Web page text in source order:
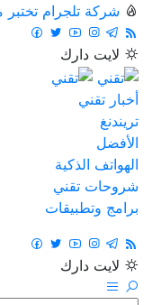
شركة تلجرام تختبر
لايت دارك
أخبار تقني
تريندنغ
الأفضل
الهواتف الذكية
شروحات تقني
برامج وتطبيقات
لايت دارك